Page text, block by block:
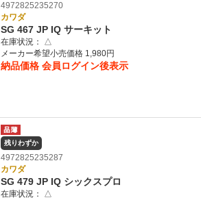
4972825235270
カワダ
SG 467 JP IQ サーキット
在庫状況：
△
メーカー希望小売価格 1,980円
納品価格 会員ログイン後表示
残りわずか
4972825235287
カワダ
SG 479 JP IQ シックスプロ
在庫状況：
△